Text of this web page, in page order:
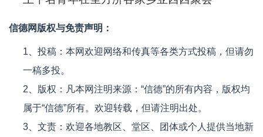
信德网版权与免责声明：
1、投稿：本网欢迎网络和传真等各类方式投稿，但请勿
一稿多投。
2、版权：凡本网注明来源：“信德”的所有内容，版权均
属于“信德”所有。欢迎转载，但请注明出处。
3、文责：欢迎各地教区、堂区、团体或个人提供当地新